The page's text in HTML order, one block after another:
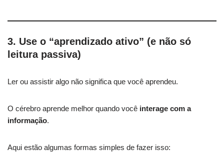
3. Use o “aprendizado ativo” (e não só
leitura passiva)
Ler ou assistir algo não significa que você aprendeu.
O cérebro aprende melhor quando você interage com a
informação.
Aqui estão algumas formas simples de fazer isso: